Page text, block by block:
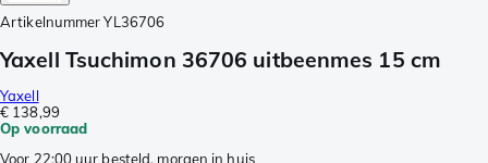
Artikelnummer YL36706
Yaxell Tsuchimon 36706 uitbeenmes 15 cm
Yaxell
€ 138,99
Op voorraad
Voor 22:00 uur besteld, morgen in huis